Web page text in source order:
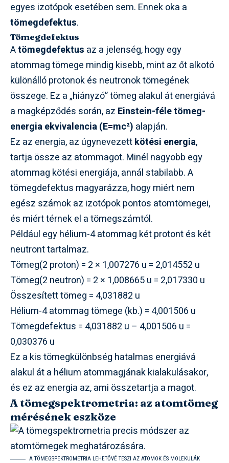
egyes izotópok esetében sem. Ennek oka a
tömegdefektus.
Tömegdefektus
Atömegdefektus az a jelenség, hogy egy
atommag tömege mindig kisebb, mint az őt alkotó
különálló protonok és neutronok tömegének
összege. Ez a „hiányzó” tömeg alakul át energiává
a magképződés során, az Einstein-féle tömeg-
energia ekvivalencia (E=mc²) alapján.
Ez az energia, az úgynevezettkötési energia,
tartja össze az atommagot. Minél nagyobb egy
atommag kötési energiája, annál stabilabb. A
tömegdefektus magyarázza, hogy miért nem
egész számok az izotópok pontos atomtömegei,
és miért térnek el a tömegszámtól.
Például egy hélium-4 atommag két protont és két
neutront tartalmaz.
Tömeg(2 proton) = 2 × 1,007276 u = 2,014552 u
Tömeg(2 neutron) = 2 × 1,008665 u = 2,017330 u
Összesített tömeg = 4,031882 u
Hélium-4 atommag tömege (kb.) = 4,001506 u
Tömegdefektus = 4,031882 u – 4,001506 u =
0,030376 u
Ez a kis tömegkülönbség hatalmas energiává
alakul át a hélium atommagjának kialakulásakor,
és ez az energia az, ami összetartja a magot.
A tömegspektrometria: az atomtömeg
mérésének eszköze
A TÖMEGSPEKTROMETRIA LEHETŐVÉ TESZI AZ ATOMOK ÉS MOLEKULÁK